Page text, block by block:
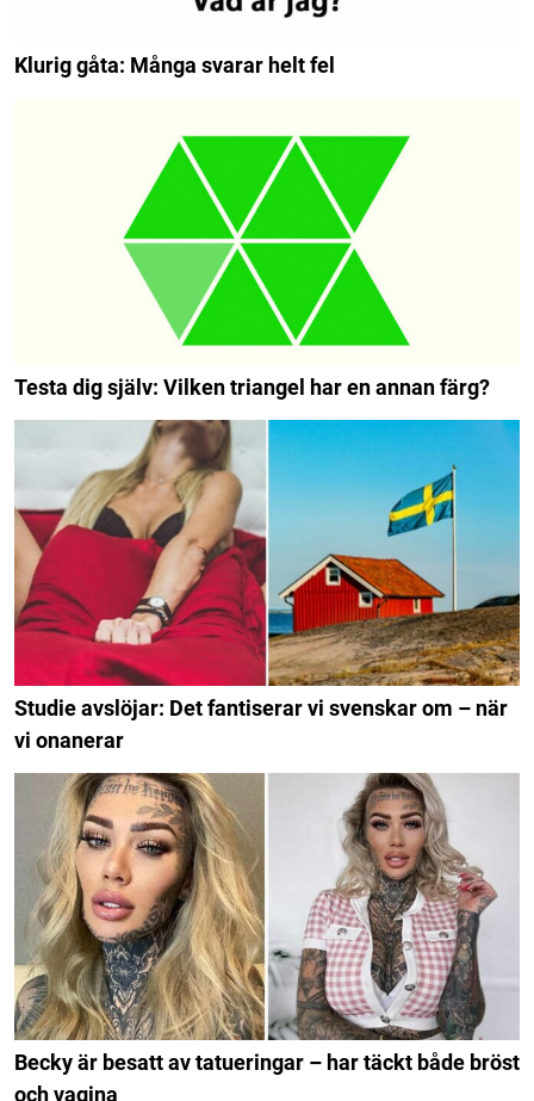
Klurig gåta: Många svarar helt fel
Testa dig själv: Vilken triangel har en annan färg?
Studie avslöjar: Det fantiserar vi svenskar om – när
vi onanerar
Becky är besatt av tatueringar – har täckt både bröst
och vagina